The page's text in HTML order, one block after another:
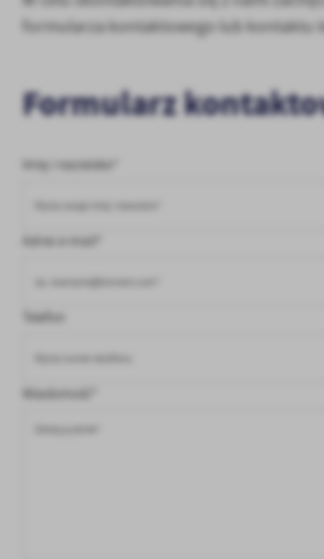
Firmy te działają w charakterze pośredników
treści w postaci wiadomości, ofert,
formularza kontaktowego lub kontaktu
Formularz
Imię i nazwisko*
Adres e-mail*
Telefon
Wiadomość*